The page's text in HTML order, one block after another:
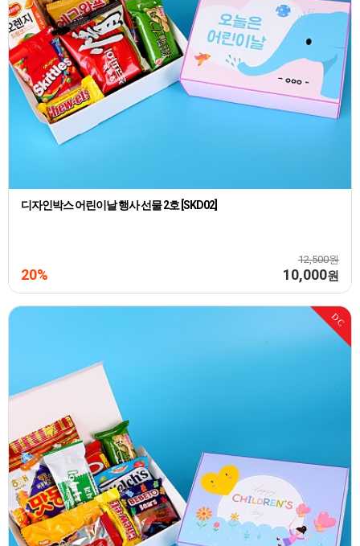
디자인박스 어린이날 행사 선물 2호 [SKD02]
12,500원
20% 10,000원
DC